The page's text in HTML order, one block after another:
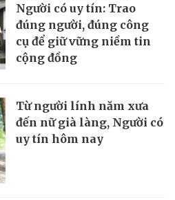
Người có uy tín: Trao
đúng người, đúng công
cụ để giữ vững niềm tin
cộng đồng
Từ người lính năm xưa
đến nữ già làng, Người có
uy tín hôm nay